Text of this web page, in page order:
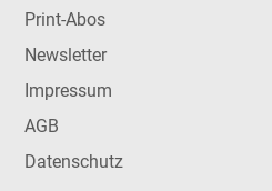
Print-Abos
Newsletter
Impressum
AGB
Datenschutz